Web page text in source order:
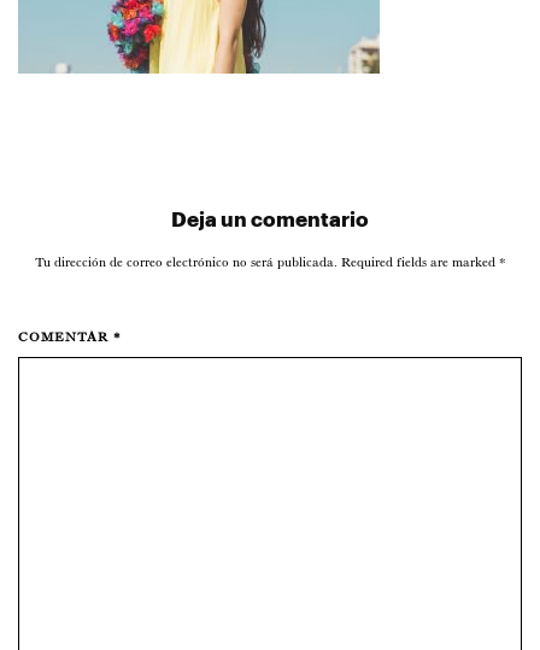
Deja un comentario
Tu dirección de correo electrónico no será publicada. Required fields are marked *
COMENTAR *